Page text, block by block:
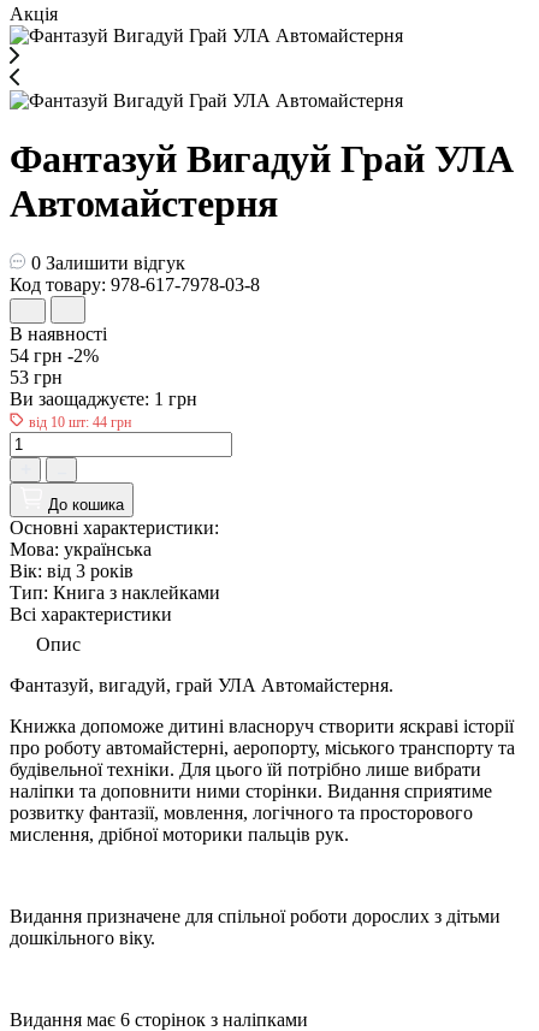
Акція
Фантазуй Вигадуй Грай УЛА
Автомайстерня
0 Залишити відгук
Код товару: 978-617-7978-03-8
В наявності
54 грн -2%
53 грн
Ви заощаджуєте: 1 грн
від 10 шт: 44 грн
До кошика
Основні характеристики:
Мова: українська
Вік: від 3 років
Тип: Книга з наклейками
Всі характеристики
Опис
Фантазуй, вигадуй, грай УЛА Автомайстерня.
Книжка допоможе дитині власноруч створити яскраві історії
про роботу автомайстерні, аеропорту, міського транспорту та
будівельної техніки. Для цього їй потрібно лише вибрати
наліпки та доповнити ними сторінки. Видання сприятиме
розвитку фантазії, мовлення, логічного та просторового
мислення, дрібної моторики пальців рук.
Видання призначене для спільної роботи дорослих з дітьми
дошкільного віку.
Видання має 6 сторінок з наліпками